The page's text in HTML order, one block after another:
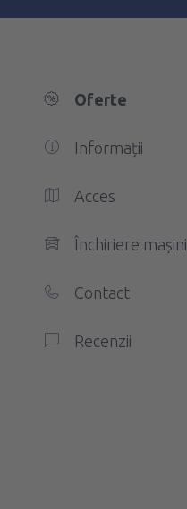
Oferte
Informații
Acces
Închiriere mașini
Contact
Recenzii